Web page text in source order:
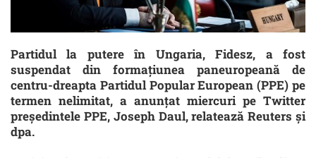
Partidul la putere în Ungaria, Fidesz, a fost
suspendat din formaţiunea paneuropeană de
centru-dreapta Partidul Popular European (PPE) pe
termen nelimitat, a anunţat miercuri pe Twitter
preşedintele PPE, Joseph Daul, relatează Reuters şi
dpa.